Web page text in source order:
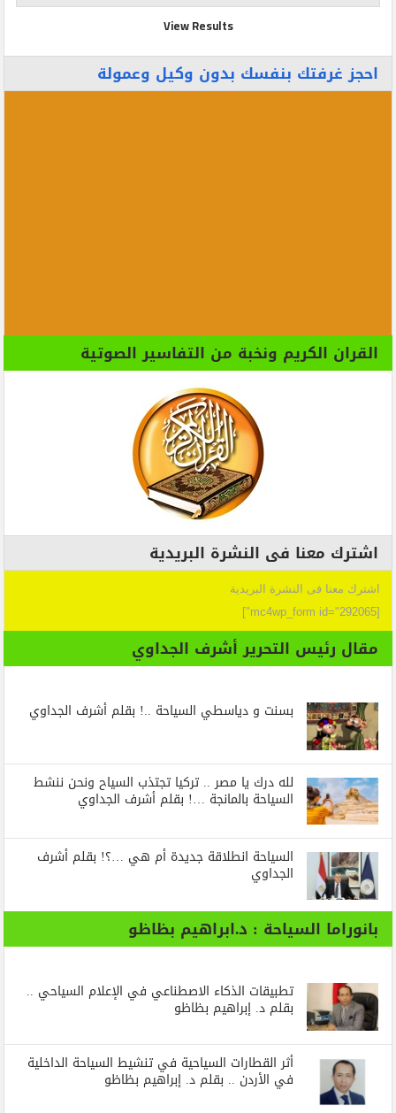
View Results
احجز غرفتك بنفسك بدون وكيل وعمولة
القران الكريم ونخبة من التفاسير الصوتية
اشترك معنا فى النشرة البريدية
اشترك معنا فى النشرة البريدية
[mc4wp_form id="292065"]
مقال رئيس التحرير أشرف الجداوي
بسنت و دياسطي السياحة ..! بقلم أشرف الجداوي
لله درك يا مصر .. تركيا تجتذب السياح ونحن ننشط
السياحة بالمانجة …! بقلم أشرف الجداوي
السياحة انطلاقة جديدة أم هي …؟! بقلم أشرف
الجداوي
بانوراما السياحة : د.ابراهيم بظاظو
تطبيقات الذكاء الاصطناعي في الإعلام السياحي ..
بقلم د. إبراهيم بظاظو
أثر القطارات السياحية في تنشيط السياحة الداخلية
في الأردن .. بقلم د. إبراهيم بظاظو